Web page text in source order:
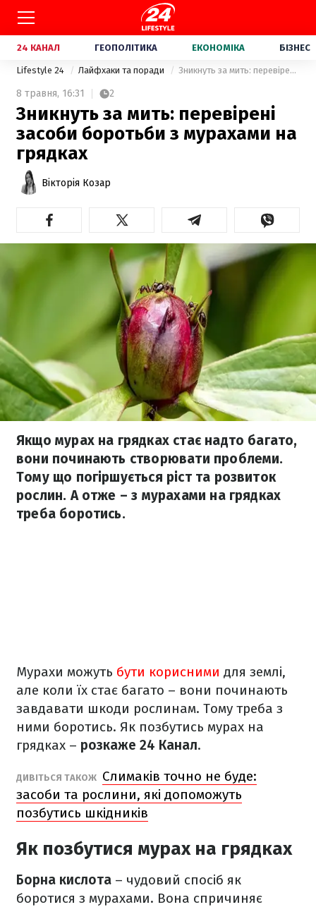
24 КАНАЛ ГЕОПОЛІТИКА ЕКОНОМІКА БІЗНЕС
Lifestyle 24 Лайфхаки та поради Зникнуть за мить: перевірені засоби боротьби з мурахами на грядках
8 травня, 16:31 2
Зникнуть за мить: перевірені
засоби боротьби з мурахами на
грядках
Вікторія Козар
Якщо мурах на грядках стає надто багато,
вони починають створювати проблеми.
Тому що погіршується ріст та розвиток
рослин. А отже – з мурахами на грядках
треба боротись.
Мурахи можуть бути корисними для землі,
але коли їх стає багато – вони починають
завдавати шкоди рослинам. Тому треба з
ними боротись. Як позбутись мурах на
грядках – розкаже 24 Канал.
ДИВІТЬСЯ ТАКОЖ Слимаків точно не буде:
засоби та рослини, які допоможуть
позбутись шкідників
Як позбутися мурах на грядках
Борна кислота – чудовий спосіб як
боротися з мурахами. Вона спричиняє